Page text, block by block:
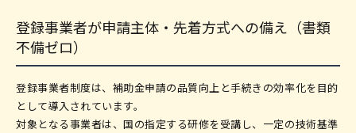
登録事業者が申請主体・先着方式への備え（書類
不備ゼロ）
登録事業者制度は、補助金申請の品質向上と手続きの効率化を目的
として導入されています。
対象となる事業者は、国の指定する研修を受講し、一定の技術基準